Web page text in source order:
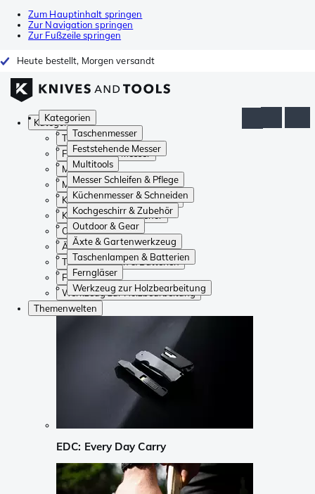
Zum Hauptinhalt springen
Zur Navigation springen
Zur Fußzeile springen
Heute bestellt, Morgen versandt
Kategorien
Taschenmesser
Feststehende Messer
Multitools
Messer Schleifen & Pflege
Küchenmesser & Schneiden
Kochgeschirr & Zubehör
Outdoor & Gear
Äxte & Gartenwerkzeug
Taschenlampen & Batterien
Ferngläser
Werkzeug zur Holzbearbeitung
Kategorien
Taschenmesser
Feststehende Messer
Multitools
Messer Schleifen & Pflege
Küchenmesser & Schneiden
Kochgeschirr & Zubehör
Outdoor & Gear
Äxte & Gartenwerkzeug
Taschenlampen & Batterien
Ferngläser
Werkzeug zur Holzbearbeitung
Themenwelten
EDC: Every Day Carry